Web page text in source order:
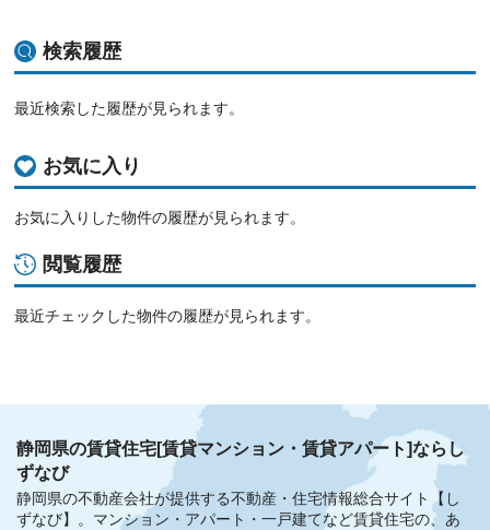
お気に入り
お気に入りした物件の履歴が見られます。
閲覧履歴
最近チェックした物件の履歴が見られます。
検索履歴
最近検索した履歴が見られます。
静岡県の賃貸住宅[賃貸マンション・賃貸アパート]ならし
ずなび
静岡県の不動産会社が提供する不動産・住宅情報総合サイト【し
ずなび】。 マンション・アパート・一戸建てなど賃貸住宅の、あ